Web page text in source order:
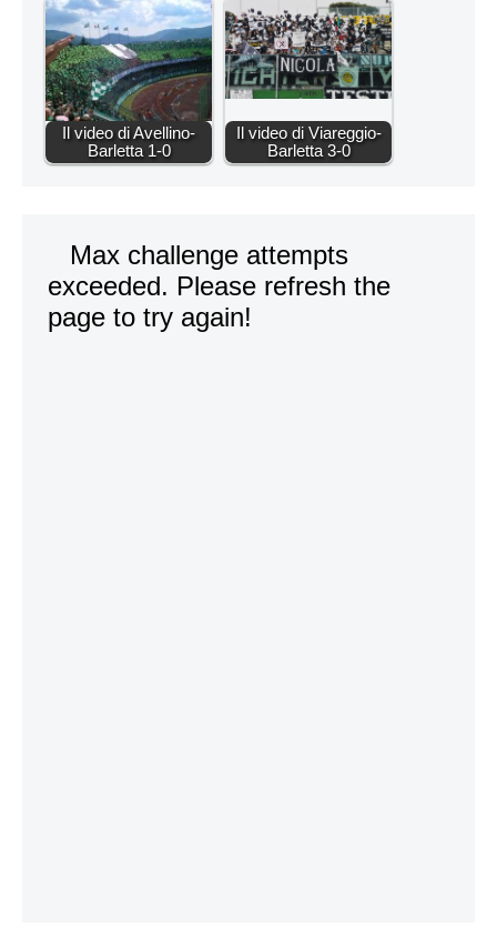
Il video di Avellino-
Barletta 1-0
Il video di Viareggio-
Barletta 3-0